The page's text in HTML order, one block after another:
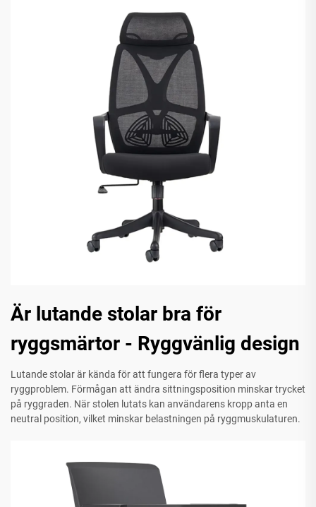
Är lutande stolar bra för
ryggsmärtor - Ryggvänlig design
Lutande stolar är kända för att fungera för flera typer av
ryggproblem. Förmågan att ändra sittningsposition minskar trycket
på ryggraden. När stolen lutats kan användarens kropp anta en
neutral position, vilket minskar belastningen på ryggmuskulaturen.